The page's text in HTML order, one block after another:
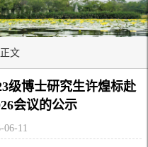
文
级博士研究生许煌标赴
会议的公示
06-11